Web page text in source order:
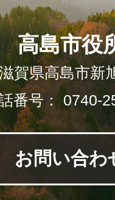
高島市役
賀県高島市新
番号： 0740-
お問い合わ